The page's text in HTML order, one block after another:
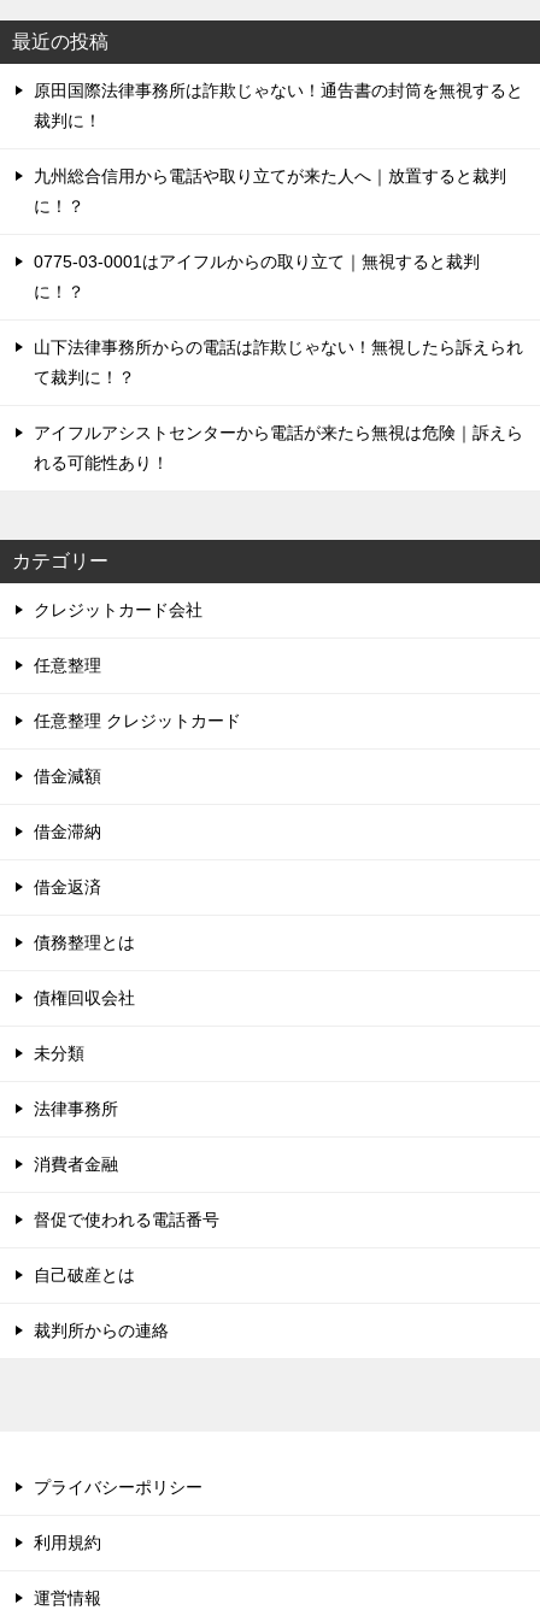
ビ
ゲ
ー
ョ
最近の投稿
原田国際法律事務所は詐欺じゃない！通告書の封筒を無視すると
裁判に！
九州総合信用から電話や取り立てが来た人へ｜放置すると裁判
に！？
0775-03-0001はアイフルからの取り立て｜無視すると裁判
に！？
山下法律事務所からの電話は詐欺じゃない！無視したら訴えられ
て裁判に！？
アイフルアシストセンターから電話が来たら無視は危険｜訴えら
れる可能性あり！
カテゴリー
クレジットカード会社
任意整理
任意整理 クレジットカード
借金減額
借金滞納
借金返済
債務整理とは
債権回収会社
未分類
法律事務所
消費者金融
督促で使われる電話番号
自己破産とは
裁判所からの連絡
プライバシーポリシー
利用規約
運営情報